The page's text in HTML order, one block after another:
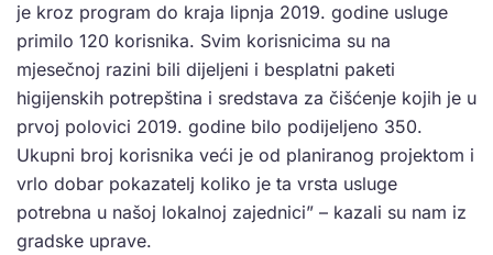
je kroz program do kraja lipnja 2019. godine usluge
primilo 120 korisnika. Svim korisnicima su na
mjesečnoj razini bili dijeljeni i besplatni paketi
higijenskih potrepština i sredstava za čišćenje kojih je u
prvoj polovici 2019. godine bilo podijeljeno 350.
Ukupni broj korisnika veći je od planiranog projektom i
vrlo dobar pokazatelj koliko je ta vrsta usluge
potrebna u našoj lokalnoj zajednici” – kazali su nam iz
gradske uprave.